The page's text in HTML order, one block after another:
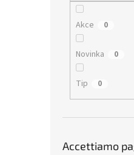
Akce 0
Novinka 0
Tip 0
Accettiamo